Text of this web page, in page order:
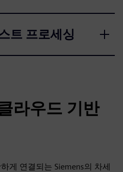
트 프로세싱
라우드 기반
게 연결되는 Siemens의 차세